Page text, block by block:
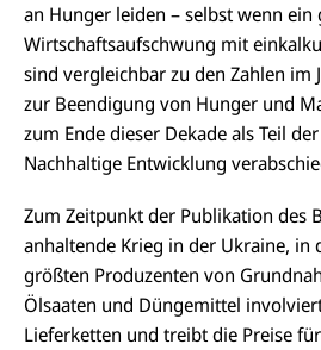
an Hunger leiden – selbst wenn ein
Wirtschaftsaufschwung mit
sind vergleichbar zu den Zahlen im
zur Beendigung von Hunger und
zum Ende dieser Dekade als Teil
Nachhaltige Entwicklung
Zum Zeitpunkt der Publikation des
anhaltende Krieg in der Ukraine, in
größten Produzenten von
Ölsaaten und Düngemittel
Lieferketten und treibt die Preise